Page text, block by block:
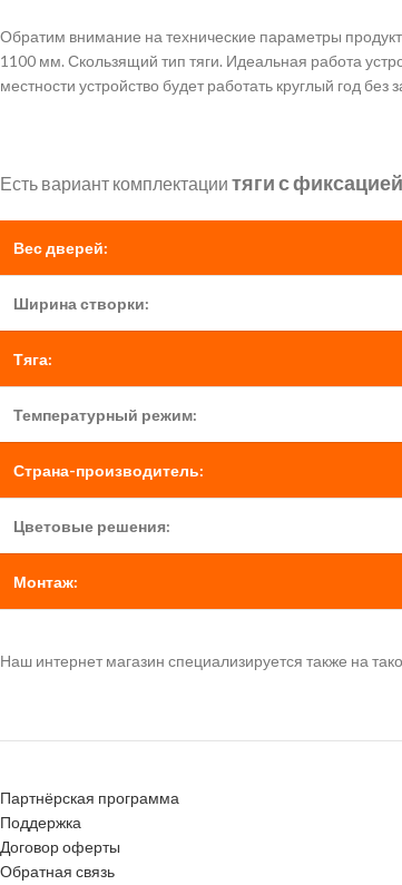
Обратим внимание на технические параметры
1100 мм. Скользящий тип тяги. Идеальная работа
местности устройство будет работать круглый год
Есть вариант комплектации тяги с фиксацией
Вес дверей:
Ширина створки:
Тяга:
Температурный режим:
Страна-производитель:
Цветовые решения:
Монтаж:
Наш интернет магазин специализируется также на
Партнёрская программа
Поддержка
Договор оферты
Обратная связь